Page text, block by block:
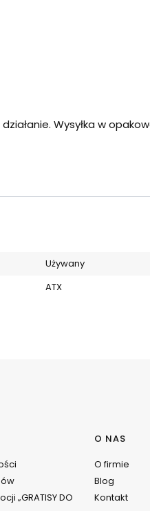
Wysyłka w
Używany
ATX
„GRATISY DO
O NAS
O firmie
Blog
Kontakt